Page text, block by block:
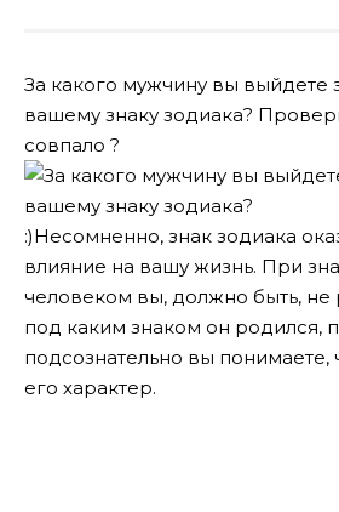
За какого мужчину вы выйдете
вашему знаку зодиака?
совпало ?
:)Несомненно, знак зодиака
влияние на вашу жизнь. При
человеком вы, должно быть, не
под каким знаком он родился,
подсознательно вы понимаете,
его характер.